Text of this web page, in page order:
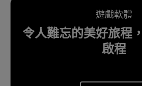
遊戲軟體
令人難忘的美好旅程
啟程